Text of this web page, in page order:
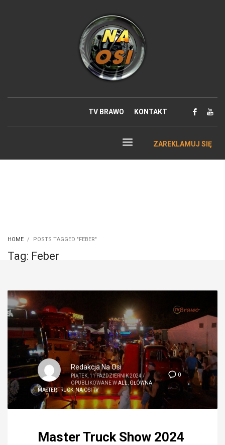
TV BRAWO KONTAKT
ZAREKLAMUJ SIĘ
HOME POSTS TAGGED "FEBER"
Tag: Feber
0
Redakcja Na Osi
PIĄTEK, 11 PAŹDZIERNIK 2024 /
OPUBLIKOWANE WALL GŁÓWNA
MASTER TRUCK,NA OSI TV
Master Truck Show 2024